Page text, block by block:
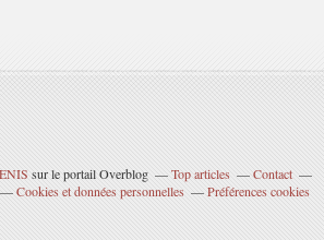
sur le portail Overblog Top articles
Contact
Cookies et données personnelles Préférences cookies